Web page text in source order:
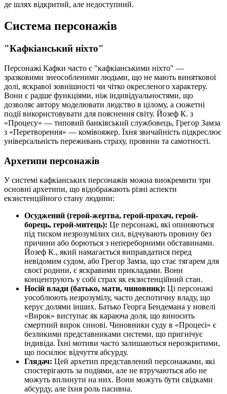
де шлях відкритий, але недоступний.
Система персонажів
"Кафкіанський ніхто"
Персонажі Кафки часто є "кафкіанськими ніхто" —
зразковими знеособленими людьми, що не мають виняткової
долі, яскравої зовнішності чи чітко окресленого характеру.
Вони є радше функціями, ніж індивідуальностями, що
дозволяє автору моделювати людство в цілому, а сюжетні
події використовувати для пояснення світу. Йозеф К. з
«Процесу» — типовий банківський службовець, Грегор Замза
з «Перетворення» — комівояжер. Їхня звичайність підкреслює
універсальність переживань страху, провини та самотності.
Архетипи персонажів
У системі кафкіанських персонажів можна виокремити три
основні архетипи, що відображають різні аспекти
екзистенційного стану людини:
Осуджений (герой-жертва, герой-прохач, герой-
борець, герой-митець): Це персонажі, які опиняються
під тиском незрозумілих сил, відчувають провину без
причини або борються з непереборними обставинами.
Йозеф К., який намагається виправдатися перед
невідомим судом, або Грегор Замза, що стає тягарем для
своєї родини, є яскравими прикладами. Вони
концентрують у собі страх як екзистенційний стан.
Носій влади (батько, мати, чиновник): Ці персонажі
уособлюють незрозумілу, часто деспотичну владу, що
керує долями інших. Батько Георга Бендемана у новелі
«Вирок» виступає як караюча доля, що виносить
смертний вирок синові. Чиновники суду в «Процесі» є
безликими представниками системи, що пригнічує
індивіда. Їхні мотиви часто залишаються нерозкритими,
що посилює відчуття абсурду.
Глядач: Цей архетип представлений персонажами, які
спостерігають за подіями, але не втручаються або не
можуть вплинути на них. Вони можуть бути свідками
абсурду, але їхня роль пасивна.